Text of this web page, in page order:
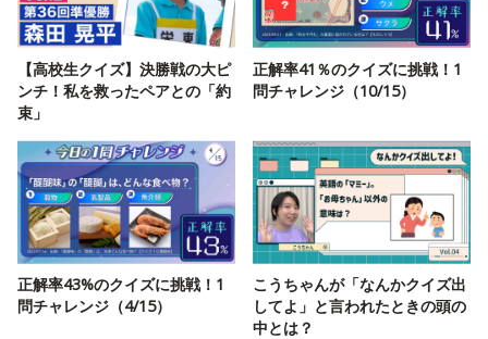
【高校生クイズ】決勝戦の大ピ
ンチ！私を救ったペアとの「約
束」
正解率41％のクイズに挑戦！1
問チャレンジ（10/15）
正解率43%のクイズに挑戦！1
問チャレンジ（4/15）
こうちゃんが「なんかクイズ出
してよ」と言われたときの頭の
中とは？